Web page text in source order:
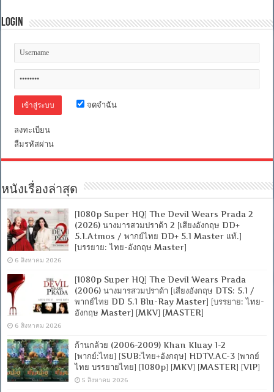
5.1.Atmos
/
อังกฤษ
Master]
[MKV]
Login
จดจำฉัน
ลงทะเบียน
ลืมรหัสผ่าน
หนังเรื่องล่าสุด
[1080p Super HQ] The Devil Wears Prada 2
(2026) นางมารสวมปราด้า 2 [เสียงอังกฤษ DD+
5.1.Atmos / พากย์ไทย DD+ 5.1 Master แท้.]
[บรรยาย: ไทย-อังกฤษ Master]
6 สิงหาคม 2026
[1080p Super HQ] The Devil Wears Prada
(2006) นางมารสวมปราด้า [เสียงอังกฤษ DTS: 5.1 /
พากย์ไทย DD 5.1 Blu-Ray Master] [บรรยาย: ไทย-
อังกฤษ Master] [MKV] [MASTER]
6 สิงหาคม 2026
ก้านกล้วย (2006-2009) Khan Kluay 1-2
[พากย์:ไทย] [SUB:ไทย+อังกฤษ] HDTV.AC-3 [พากย์
ไทย บรรยายไทย] [1080p] [MKV] [MASTER] [VIP]
5 สิงหาคม 2026